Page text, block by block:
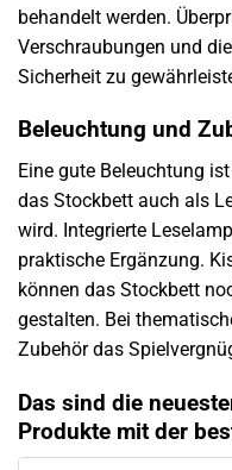
behandelt werden.
Verschraubungen und
Sicherheit zu
Beleuchtung und
Eine gute Beleuchtung
das Stockbett auch als
wird. Integrierte
praktische Ergänzung.
können das Stockbett
gestalten. Bei
Zubehör das
Das sind die
Produkte mit der